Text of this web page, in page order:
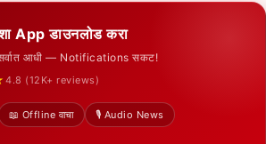
App डाउनलोड करा
सर्वात आधी — Notifications सकट!
4.8 (12K+ reviews)
📖 Offline वाचा
🎙️ Audio News